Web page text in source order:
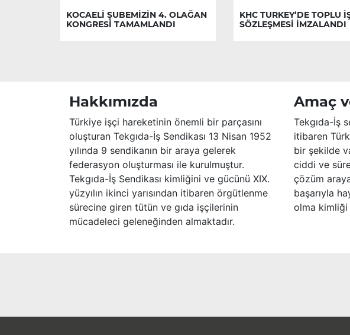
KOCAELİ ŞUBEMİZİN 4. OLAĞAN
KONGRESİ TAMAMLANDI
KHC TURKEY‘DE TOPLU
SÖZLEŞMESİ İMZALANDI
Hakkımızda
Türkiye işçi hareketinin önemli bir parçasını
oluşturan Tekgıda-İş Sendikası 13 Nisan 1952
yılında 9 sendikanın bir araya gelerek
federasyon oluşturması ile kurulmuştur.
Tekgıda-İş Sendikası kimliğini ve gücünü XIX.
yüzyılın ikinci yarısından itibaren örgütlenme
sürecine giren tütün ve gıda işçilerinin
mücadeleci geleneğinden almaktadır.
Amaç
Tekgıda-İş
itibaren
bir şekilde
ciddi ve
çözüm
başarıyla
olma kimliği